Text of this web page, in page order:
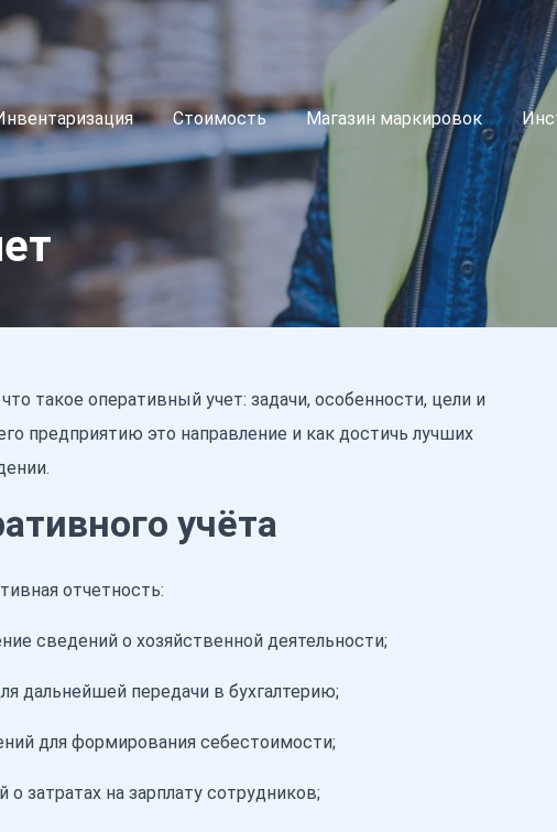
Стоимость Магазин маркировок
такое оперативный учет: задачи, особенности, цели и
предприятию это направление и как достичь лучших
учёта
отчетность:
сведений о хозяйственной деятельности;
дальнейшей передачи в бухгалтерию;
для формирования себестоимости;
затратах на зарплату сотрудников;